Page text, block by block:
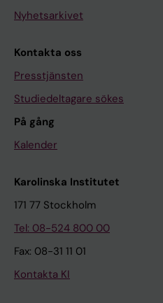
Nyhetsarkivet
Kontakta oss
Presstjänsten
Studiedeltagare sökes
På gång
Kalender
Karolinska Institutet
171 77 Stockholm
Tel: 08-524 800 00
Fax: 08-31 11 01
Kontakta KI